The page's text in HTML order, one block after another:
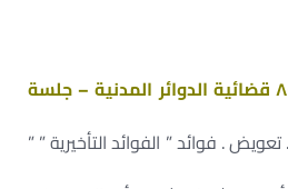
الطعن رقم ٨٩٤٠ لسنة ٨٠ قضائية الدوائر المدنية – جلسة
. فوائد ” الفوائد التأخيرية ” ”